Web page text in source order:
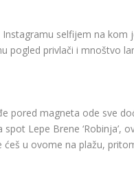
selfijem na kom
pogled privlači i mnoštvo
pored magneta ode sve
Lepe Brene ‘Robinja’,
u ovome na plažu,